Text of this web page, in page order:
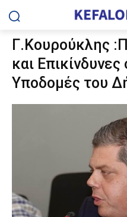
Γ.Κουρούκλης
και
Υποδομές του